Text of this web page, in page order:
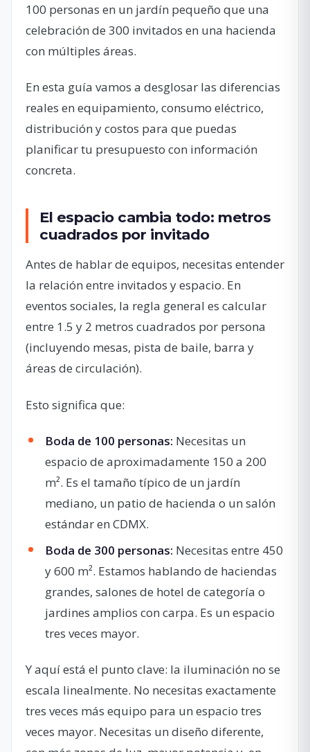
100 personas en un jardín pequeño que una
celebración de 300 invitados en una hacienda
con múltiples áreas.
En esta guía vamos a desglosar las diferencias
reales en equipamiento, consumo eléctrico,
distribución y costos para que puedas
planificar tu presupuesto con información
concreta.
El espacio cambia todo: metros
cuadrados por invitado
Antes de hablar de equipos, necesitas entender
la relación entre invitados y espacio. En
eventos sociales, la regla general es calcular
entre 1.5 y 2 metros cuadrados por persona
(incluyendo mesas, pista de baile, barra y
áreas de circulación).
Esto significa que:
Boda de 100 personas: Necesitas un
espacio de aproximadamente 150 a 200
m². Es el tamaño típico de un jardín
mediano, un patio de hacienda o un salón
estándar en CDMX.
Boda de 300 personas: Necesitas entre 450
y 600 m². Estamos hablando de haciendas
grandes, salones de hotel de categoría o
jardines amplios con carpa. Es un espacio
tres veces mayor.
Y aquí está el punto clave: la iluminación no se
escala linealmente. No necesitas exactamente
tres veces más equipo para un espacio tres
veces mayor. Necesitas un diseño diferente,